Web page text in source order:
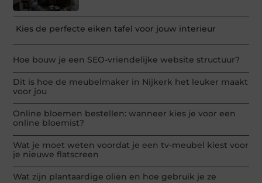
Kies de perfecte eiken tafel voor jouw interieur
Hoe bouw je een SEO-vriendelijke website structuur?
Dit is hoe de meubelmaker in Nijkerk het leuker maakt
voor jou
Online bloemen bestellen: wanneer kies je voor een
online bloemist?
Wat je moet weten voordat je een tv-meubel kiest voor
je nieuwe flatscreen
Wat zijn plantaardige oliën en hoe gebruik je ze